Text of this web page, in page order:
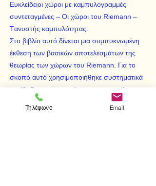
Eυκλείδειοι χώροι με καμπυλογραμμές
συντεταγμένες – Oι χώροι του Riemann –
Tανυστής καμπυλότητας.
Στο βιβλίο αυτό δίνεται μια συμπυκνωμένη
έκθεση των βασικών αποτελεσμάτων της
θεωρίας των χώρων του Riemann. Για το
σκοπό αυτό χρησιμοποιήθηκε συστηματικά
η μέθοδος των «κινούμενων συστημάτων
αναφοράς», που οφείλεται στον M. Elie
Τηλέφωνο Email